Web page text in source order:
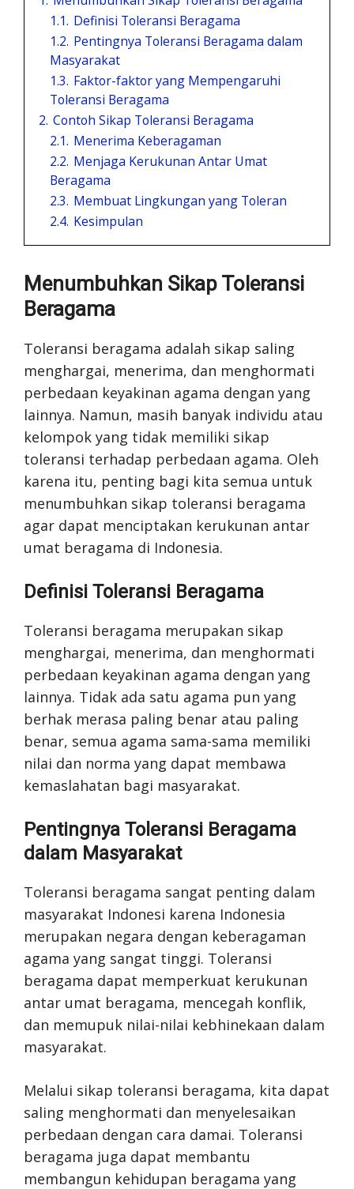
1.1. Definisi Toleransi Beragama
1.2. Pentingnya Toleransi Beragama dalam
Masyarakat
1.3. Faktor-faktor yang Mempengaruhi
Toleransi Beragama
2. Contoh Sikap Toleransi Beragama
2.1. Menerima Keberagaman
2.2. Menjaga Kerukunan Antar Umat
Beragama
2.3. Membuat Lingkungan yang Toleran
2.4. Kesimpulan
Menumbuhkan Sikap Toleransi
Beragama
Toleransi beragama adalah sikap saling
menghargai, menerima, dan menghormati
perbedaan keyakinan agama dengan yang
lainnya. Namun, masih banyak individu atau
kelompok yang tidak memiliki sikap
toleransi terhadap perbedaan agama. Oleh
karena itu, penting bagi kita semua untuk
menumbuhkan sikap toleransi beragama
agar dapat menciptakan kerukunan antar
umat beragama di Indonesia.
Definisi Toleransi Beragama
Toleransi beragama merupakan sikap
menghargai, menerima, dan menghormati
perbedaan keyakinan agama dengan yang
lainnya. Tidak ada satu agama pun yang
berhak merasa paling benar atau paling
benar, semua agama sama-sama memiliki
nilai dan norma yang dapat membawa
kemaslahatan bagi masyarakat.
Pentingnya Toleransi Beragama
dalam Masyarakat
Toleransi beragama sangat penting dalam
masyarakat Indonesi karena Indonesia
merupakan negara dengan keberagaman
agama yang sangat tinggi. Toleransi
beragama dapat memperkuat kerukunan
antar umat beragama, mencegah konflik,
dan memupuk nilai-nilai kebhinekaan dalam
masyarakat.
Melalui sikap toleransi beragama, kita dapat
saling menghormati dan menyelesaikan
perbedaan dengan cara damai. Toleransi
beragama juga dapat membantu
membangun kehidupan beragama yang